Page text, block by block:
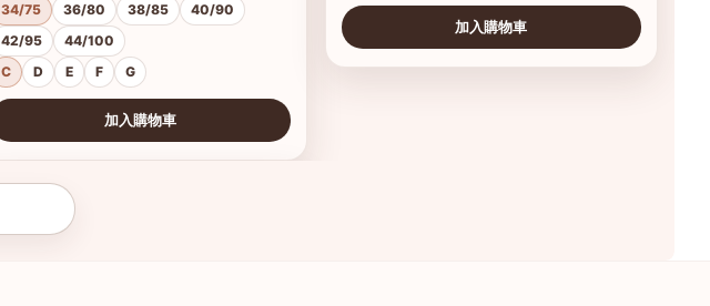
34/75
36/80 38/85
40/90
42/95
44/100
C
D E F G
加入購物車
加入購物車